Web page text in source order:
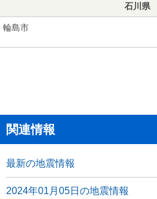
石川県
輪島市
関連情報
最新の地震情報
2024年01月05日の地震情報